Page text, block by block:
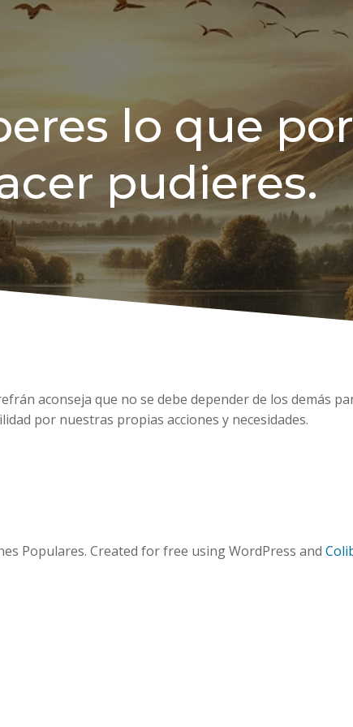
lo que
pudieres.
aconseja que no se debe depender de los demás
por nuestras propias acciones y necesidades.
Populares. Created for free using WordPress and